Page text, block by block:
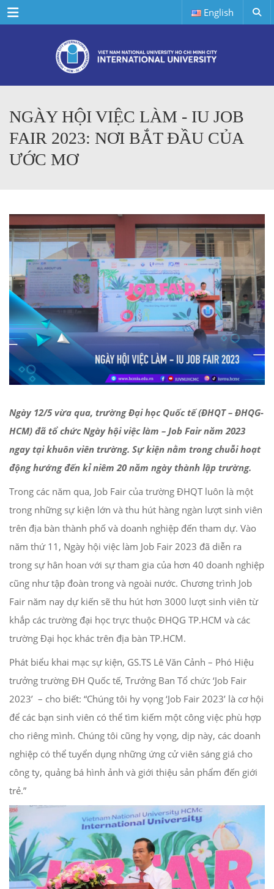
Menu English
NGÀY HỘI VIỆC LÀM - IU JOB
FAIR 2023: NƠI BẮT ĐẦU CỦA
ƯỚC MƠ
Ngày 12/5 vừa qua, trường Đại học Quốc tế (ĐHQT – ĐHQG-
HCM) đã tổ chức Ngày hội việc làm – Job Fair năm 2023
ngay tại khuôn viên trường. Sự kiện nằm trong chuỗi hoạt
động hướng đến kỉ niêm 20 năm ngày thành lập trường.
Trong các năm qua, Job Fair của trường ĐHQT luôn là một
trong những sự kiện lớn và thu hút hàng ngàn lượt sinh viên
trên địa bàn thành phố và doanh nghiệp đến tham dự. Vào
năm thứ 11, Ngày hội việc làm Job Fair 2023 đã diễn ra
trong sự hân hoan với sự tham gia của hơn 40 doanh nghiệp
cũng như tập đoàn trong và ngoài nước. Chương trình Job
Fair năm nay dự kiến sẽ thu hút hơn 3000 lượt sinh viên từ
khắp các trường đại học trực thuộc ĐHQG TP.HCM và các
trường Đại học khác trên địa bàn TP.HCM.
Phát biểu khai mạc sự kiện, GS.TS Lê Văn Cảnh – Phó Hiệu
trưởng trường ĐH Quốc tế, Trưởng Ban Tổ chức ‘Job Fair
2023’ – cho biết: “Chúng tôi hy vọng ‘Job Fair 2023’ là cơ hội
để các bạn sinh viên có thể tìm kiếm một công việc phù hợp
cho riêng mình. Chúng tôi cũng hy vọng, dịp này, các doanh
nghiệp có thể tuyển dụng những ứng cử viên sáng giá cho
công ty, quảng bá hình ảnh và giới thiệu sản phẩm đến giới
trẻ.”